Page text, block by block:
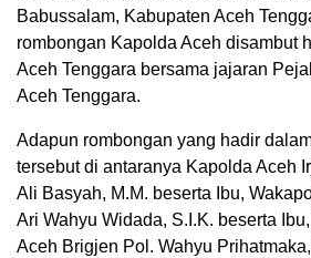
Babussalam, Kabupaten Aceh
rombongan Kapolda Aceh disambut
Aceh Tenggara bersama jajaran
Aceh Tenggara.
Adapun rombongan yang hadir
tersebut di antaranya Kapolda Aceh
Ali Basyah, M.M. beserta Ibu,
Ari Wahyu Widada, S.I.K. beserta
Aceh Brigjen Pol. Wahyu